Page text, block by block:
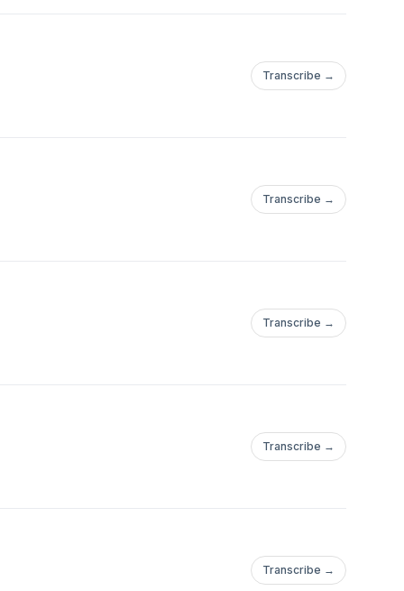
Transcribe →
Transcribe →
Transcribe →
Transcribe →
Transcribe →